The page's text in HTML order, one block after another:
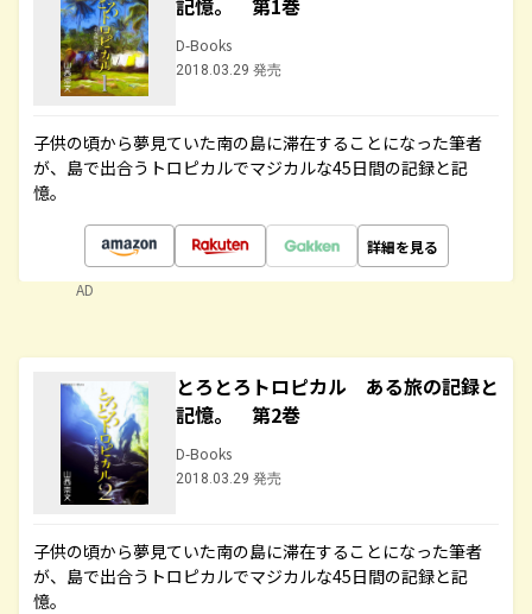
記憶。 第1巻
D-Books
2018.03.29 発売
子供の頃から夢見ていた南の島に滞在することになった筆者
が、島で出合うトロピカルでマジカルな45日間の記録と記
憶。
詳細を見る
AD
とろとろトロピカル ある旅の記録と
記憶。 第2巻
D-Books
2018.03.29 発売
子供の頃から夢見ていた南の島に滞在することになった筆者
が、島で出合うトロピカルでマジカルな45日間の記録と記
憶。